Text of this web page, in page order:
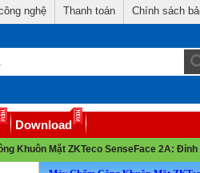
nghệ Thanh toán Chính sách
Download
Khuôn Mặt ZKTeco SenseFace 2A: